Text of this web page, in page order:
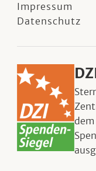
Impressum
Datenschutz